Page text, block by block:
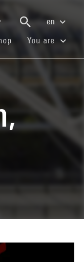
en
(current)You are